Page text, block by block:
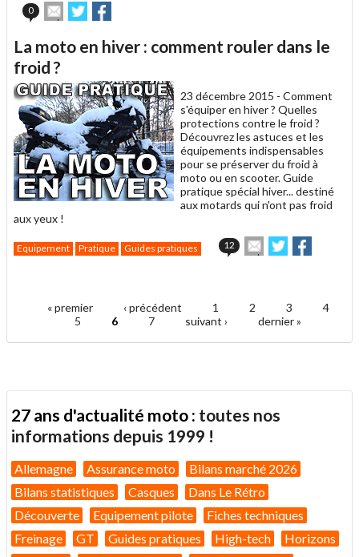
0
Envoyer
cet
à
un
ami
Partager
sur sur
La moto en hiver : comment rouler dans le
froid ?
23 décembre 2015 - Comment
s'équiper en hiver ? Quelles
protections contre le froid ?
Découvrez les astuces et les
équipements indispensables
pour se préserver du froid à
moto ou en scooter. Guide
pratique spécial hiver... destiné
aux motards qui n'ont pas froid
aux yeux !
Equipement Pratique Guides pratiques 12
Envoyer
cet
ami
Partager
sur sur
Pages« premier ‹ précédent 1 2 3
4
5
6 7 suivant › dernier »
27 ans d'actualité moto : toutes nos
informations depuis 1999 !
Allemagne Assurance moto
Bilans marché 2026
Bilans statistiques
Casques
Dans Le Rétro
Découverte
Equipement pilote
Fiches techniques
Freinage
GT Guides pratiques High-tech
Horizons